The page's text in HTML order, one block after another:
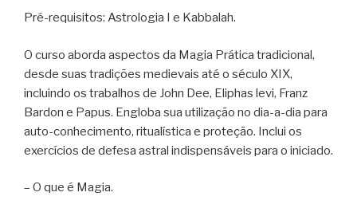
Pré-requisitos: Astrologia I e Kabbalah.
O curso aborda aspectos da Magia Prática tradicional,
desde suas tradições medievais até o século XIX,
incluindo os trabalhos de John Dee, Eliphas levi, Franz
Bardon e Papus. Engloba sua utilização no dia-a-dia para
auto-conhecimento, ritualística e proteção. Inclui os
exercícios de defesa astral indispensáveis para o iniciado.
– O que é Magia.